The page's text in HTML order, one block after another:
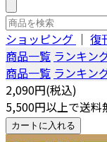
ショッピング ｜ 復
商品一覧 ランキン
商品一覧 ランキン
2,090円(税込)
5,500円以上で送料
カートに入れる